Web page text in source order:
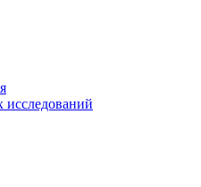
исследований